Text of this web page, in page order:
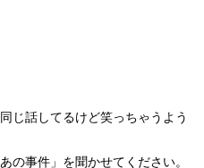
じ話してるけど笑っちゃうよう
の事件」を聞かせてください。